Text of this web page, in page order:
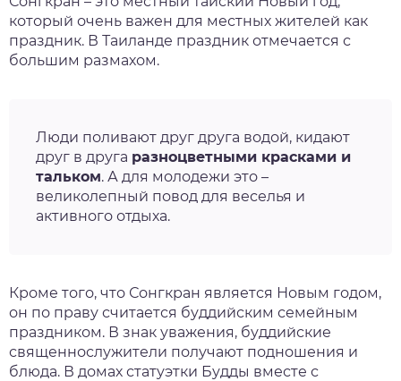
который очень важен для местных жителей как
праздник. В Таиланде праздник отмечается с
большим размахом.
Люди поливают друг друга водой, кидают
друг в друга разноцветными красками и
тальком. А для молодежи это –
великолепный повод для веселья и
активного отдыха.
Кроме того, что Сонгкран является Новым годом,
он по праву считается буддийским семейным
праздником. В знак уважения, буддийские
священнослужители получают подношения и
блюда. В домах статуэтки Будды вместе с